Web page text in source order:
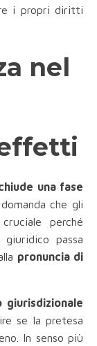
i propri diritti
nel
una fase
che gli
perché
passa
pronuncia di
giurisdizionale
se la pretesa
In senso più